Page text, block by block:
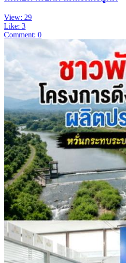
View: 29
Like: 3
Comment: 0